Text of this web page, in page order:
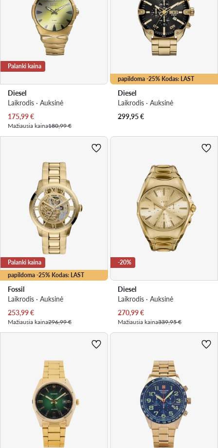
Palanki kaina
Diesel
Laikrodis · Auksinė
Dabartinė kaina
175,99€
Mažiausia kaina180,99 €
papildoma -25% Kodas: LAST
Diesel
Laikrodis · Auksinė
299,95€
papildoma -25% Kodas: LAST
Palanki kaina
Fossil
Laikrodis · Auksinė
Dabartinė kaina
253,99€
Mažiausia kaina296,99 €
-20%
Diesel
Laikrodis · Auksinė
Dabartinė kaina
270,99€
Mažiausia kaina339,95 €